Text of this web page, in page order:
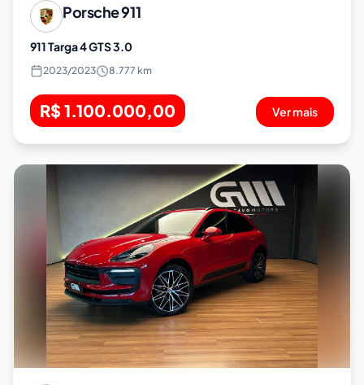
Porsche911
911 Targa 4 GTS 3.0
2023/2023 8.777 km
R$ 1.100.000,00 Ver mais